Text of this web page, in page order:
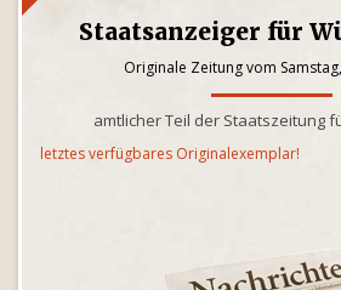
Staatsanzeiger für
Originale Zeitung vom
amtlicher Teil der Staatszeitung
letztes verfügbares Originalexemplar!